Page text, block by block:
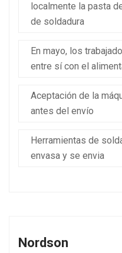
localmente la pasta
de soldadura
En mayo, los
entre sí con el
Aceptación de la
antes del envío
Herramientas de
envasa y se envia
Nordson